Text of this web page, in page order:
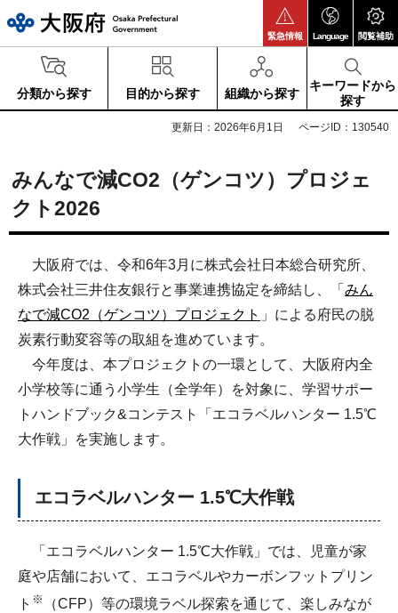
緊急情報 Language 閲覧補助
分類から探す 目的から探す 組織から探す
キーワードから
探す
更新日：2026年6月1日 ページID：130540
みんなで減CO2（ゲンコツ）プロジェ
クト2026
大阪府では、令和6年3月に株式会社日本総合研究所、
株式会社三井住友銀行と事業連携協定を締結し、「 みん
なで減CO2（ゲンコツ）プロジェクト 」による府民の脱
炭素行動変容等の取組を進めています。
今年度は、本プロジェクトの一環として、大阪府内全
小学校等に通う小学生（全学年）を対象に、学習サポー
トハンドブック&コンテスト「エコラベルハンター 1.5℃
大作戦」を実施します。
エコラベルハンター 1.5℃大作戦
「エコラベルハンター 1.5℃大作戦」では、児童が家
庭や店舗において、エコラベルやカーボンフットプリン
ト ※
（CFP）等の環境ラベル探索を通じて、楽しみなが